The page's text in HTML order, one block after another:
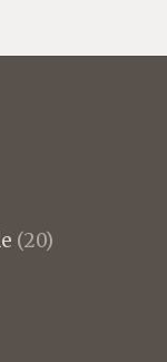
(20)